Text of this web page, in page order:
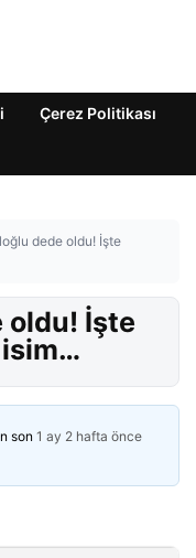
Çerez Politikası
dede oldu! İşte
oldu! İşte
son 1 ay 2 hafta önce